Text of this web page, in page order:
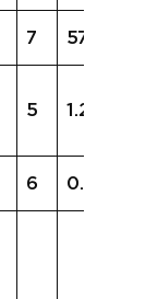
7 570kJ
5 1.2g
6 0.3g